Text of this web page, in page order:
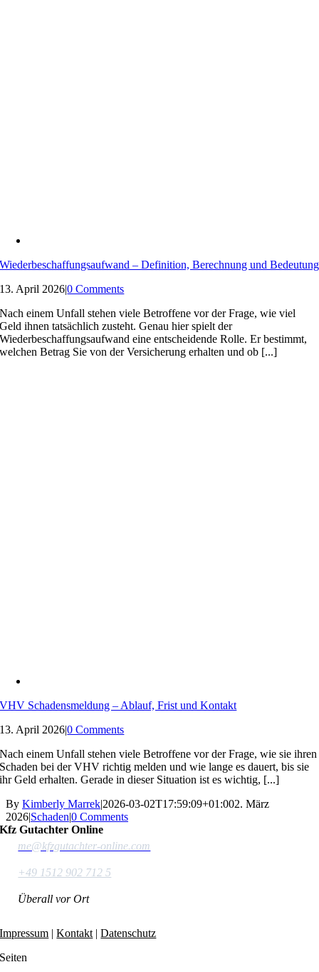
Wiederbeschaffungsaufwand – Definition, Berechnung und Bedeutung
13. April 2026|0 Comments
Nach einem Unfall stehen viele Betroffene vor der Frage, wie viel
Geld ihnen tatsächlich zusteht. Genau hier spielt der
Wiederbeschaffungsaufwand eine entscheidende Rolle. Er bestimmt,
welchen Betrag Sie von der Versicherung erhalten und ob [...]
VHV Schadensmeldung – Ablauf, Frist und Kontakt
13. April 2026|0 Comments
Nach einem Unfall stehen viele Betroffene vor der Frage, wie sie ihren
Schaden bei der VHV richtig melden und wie lange es dauert, bis sie
ihr Geld erhalten. Gerade in dieser Situation ist es wichtig, [...]
By Kimberly Marrek|2026-03-02T17:59:09+01:002. März
2026|Schaden|0 Comments
Kfz Gutachter Online
me@kfzgutachter-online.com
+49 1512 902 712 5
Überall vor Ort
Impressum |Kontakt |Datenschutz
Seiten